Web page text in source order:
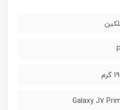
Galaxy J7